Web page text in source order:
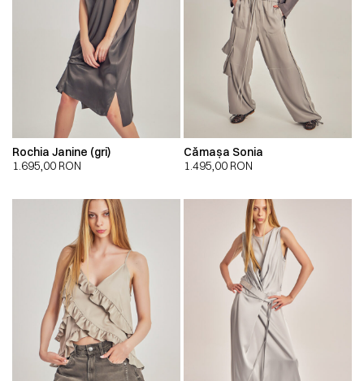
Rochia Janine (gri)
1.695,00 RON
Cămașa Sonia
1.495,00 RON